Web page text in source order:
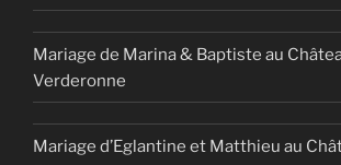
Mariage de Marina & Baptiste au
Verderonne
Mariage d’Eglantine et Matthieu au